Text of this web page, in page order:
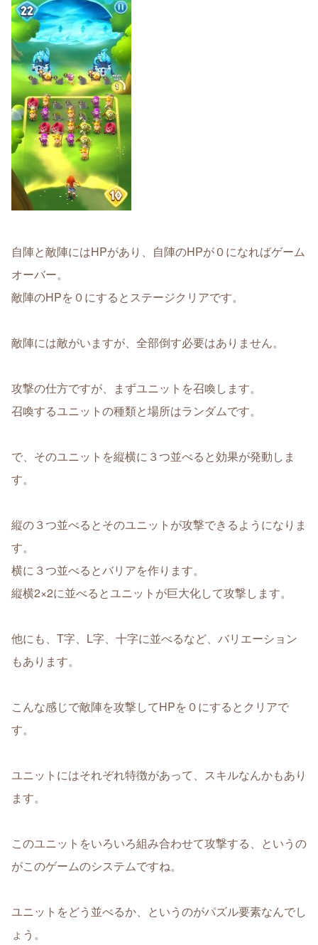
自陣と敵陣にはHPがあり、自陣のHPが０になればゲーム
オーバー。
敵陣のHPを０にするとステージクリアです。
敵陣には敵がいますが、全部倒す必要はありません。
攻撃の仕方ですが、まずユニットを召喚します。
召喚するユニットの種類と場所はランダムです。
で、そのユニットを縦横に３つ並べると効果が発動しま
す。
縦の３つ並べるとそのユニットが攻撃できるようになりま
す。
横に３つ並べるとバリアを作ります。
縦横2×2に並べるとユニットが巨大化して攻撃します。
他にも、T字、L字、十字に並べるなど、バリエーション
もあります。
こんな感じで敵陣を攻撃してHPを０にするとクリアで
す。
ユニットにはそれぞれ特徴があって、スキルなんかもあり
ます。
このユニットをいろいろ組み合わせて攻撃する、というの
がこのゲームのシステムですね。
ユニットをどう並べるか、というのがパズル要素なんでし
ょう。